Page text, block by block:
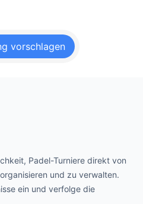
vorschlagen
Padel-Turniere direkt von
und zu verwalten.
ein und verfolge die